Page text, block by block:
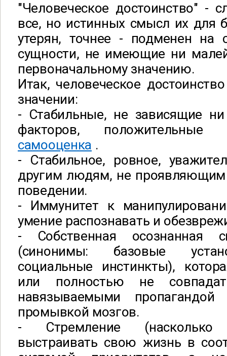
"Человеческое достоинство" -
все, но истинных смысл их для
утерян, точнее - подменен на
сущности, не имеющие ни
первоначальному значению.
Итак, человеческое
значении:
- Стабильные, не зависящие
факторов, положительные
самооценка .
- Стабильное, ровное,
другим людям, не проявляющим
поведении.
- Иммунитет к
умение распознавать и
- Собственная осознанная
(синонимы: базовые
социальные инстинкты),
или полностью не
навязываемыми
промывкой мозгов.
- Стремление
выстраивать свою жизнь в